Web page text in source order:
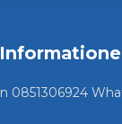
0851306924